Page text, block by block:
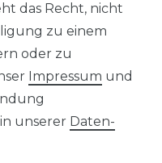
das Recht, nicht
zu einem
oder zu
Impressum und
unserer Daten­